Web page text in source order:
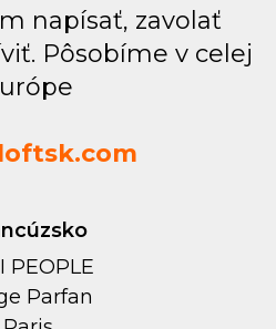
napísať, zavolať
Pôsobíme v celej
PEOPLE
Parfan